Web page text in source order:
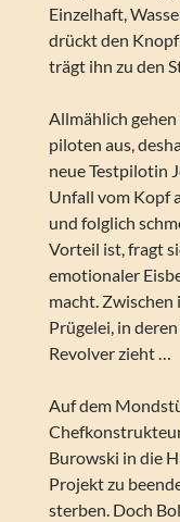
Einzelhaft,
drückt den
trägt ihn zu den
Allmählich
piloten aus,
neue Testpilotin
Unfall vom Kopf
und folglich
Vorteil ist, fragt
emotionaler
macht. Zwischen
Prügelei, in
Revolver zieht …
Auf dem
Burowski in die
Projekt zu
sterben. Doch